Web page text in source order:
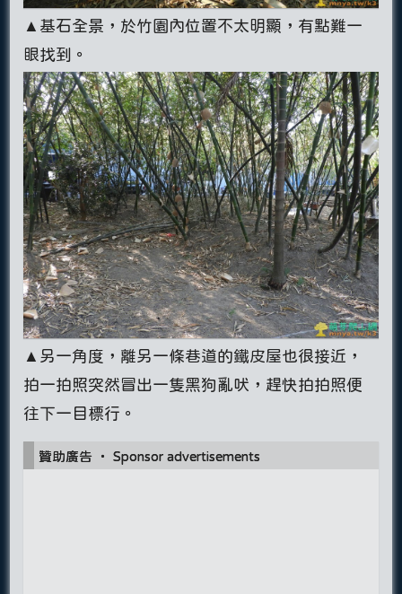
▲基石全景，於竹園內位置不太明顯，有點難一
眼找到。
▲另一角度，離另一條巷道的鐵皮屋也很接近，
拍一拍照突然冒出一隻黑狗亂吠，趕快拍拍照便
往下一目標行。
贊助廣告 ‧ Sponsor advertisements